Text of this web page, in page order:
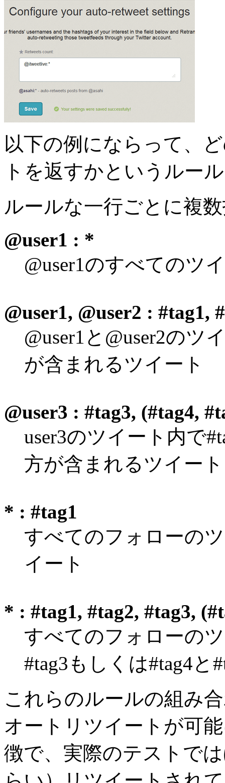
以下の例にならって、
トを返すかというルー
ルールな一行ごとに複
@user1 : *
@user1のすべてのツ
@user1, @user2 : #tag1,
@user1と@user2のツ
が含まれるツイート
@user3 : #tag3, (#tag4,
user3のツイート内で
方が含まれるツイート
* : #tag1
すべてのフォローの
イート
* : #tag1, #tag2, #tag3,
すべてのフォローの
#tag3もしくは#tag4
これらのルールの組み
オートリツイートが可
徴で、実際のテストで